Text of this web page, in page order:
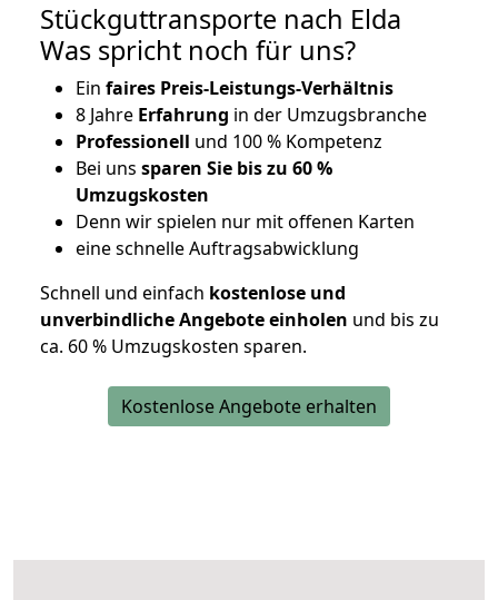
Stückguttransporte nach Elda
Was spricht noch für uns?
Ein faires Preis-Leistungs-Verhältnis
8 Jahre Erfahrung in der Umzugsbranche
Professionell und 100 % Kompetenz
Bei uns sparen Sie bis zu 60 %
Umzugskosten
Denn wir spielen nur mit offenen Karten
eine schnelle Auftragsabwicklung
Schnell und einfach kostenlose und
unverbindliche Angebote einholen und bis zu
ca. 60 % Umzugskosten sparen.
Kostenlose Angebote erhalten